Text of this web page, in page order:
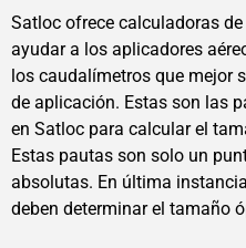
Satloc ofrece calculadoras
ayudar a los aplicadores
los caudalímetros que mejor
de aplicación. Estas son las
en Satloc para calcular el
Estas pautas son solo un
absolutas. En última
deben determinar el tamaño